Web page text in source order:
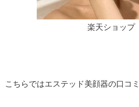
楽天ショップ
こちらではエステッド美顔器の口コ